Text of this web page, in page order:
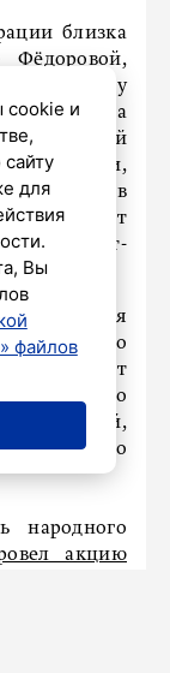
близка
фронта», у
на СВО. Она
искренней
и,
здесь, в
– сообщают
в Санкт-
Это
доставляют
БПЛА, что
боевого
акцию
cookie и
для
Вы
файлов